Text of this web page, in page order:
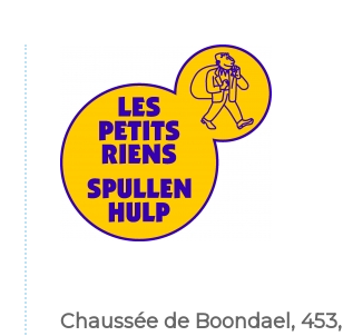
Chaussée de Boondael, 453,